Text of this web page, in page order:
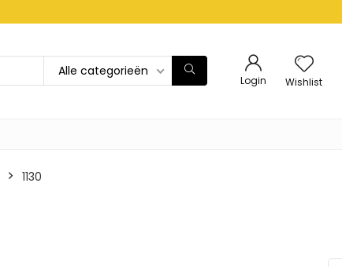
Alle categorieën
Login Wishlist
1130